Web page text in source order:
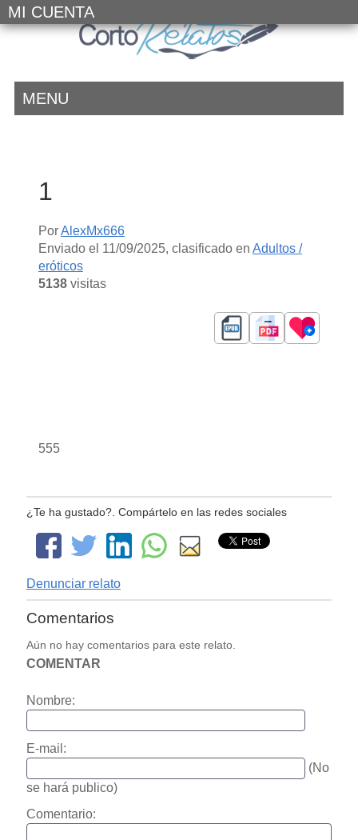
MI CUENTA
MENU
1
PorAlexMx666
Enviado el 11/09/2025, clasificado en Adultos /
eróticos
5138visitas
555
¿Te ha gustado?. Compártelo en las redes sociales
Denunciar relato
Comentarios
Aún no hay comentarios para este relato.
COMENTAR
Nombre:
E-mail:
(No
se hará publico)
Comentario: